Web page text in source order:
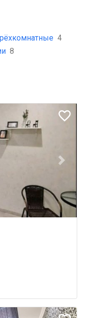
4
8
favorite_border
Next